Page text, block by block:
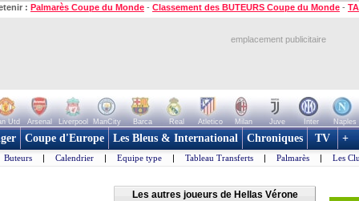
: Palmarès Coupe du Monde - Classement des BUTEURS Coupe du Monde -
emplacement publicitaire
Utd Arsenal Liverpool ManCity Barca Real Atletico Milan Juve Inter Naples
Coupe d'Europe Les Bleus & International Chroniques TV +
Buteurs | Calendrier | Equipe type | Tableau Transferts | Palmarès | Les
Les autres joueurs de Hellas Vérone